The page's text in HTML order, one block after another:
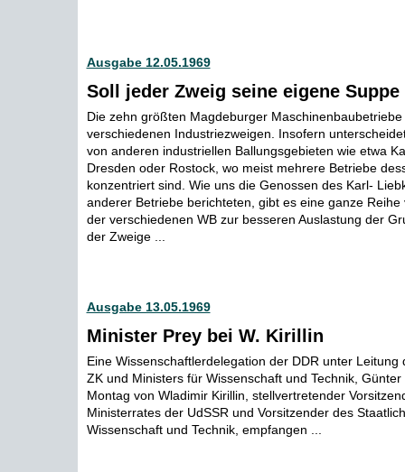
Ausgabe 12.05.1969
Soll jeder Zweig seine eigene Suppe
Die zehn größten Magdeburger
verschiedenen Industriezweigen. Insofern
von anderen industriellen Ballungsgebieten wie etwa
Dresden oder Rostock, wo meist mehrere Betriebe
konzentriert sind. Wie uns die Genossen des Karl-
anderer Betriebe berichteten, gibt es eine ganze
der verschiedenen WB zur besseren Auslastung der
der Zweige ...
Ausgabe 13.05.1969
Minister Prey bei W. Kirillin
Eine Wissenschaftlerdelegation der DDR unter Leitung
ZK und Ministers für Wissenschaft und Technik,
Montag von Wladimir Kirillin, stellvertretender
Ministerrates der UdSSR und Vorsitzender des
Wissenschaft und Technik, empfangen ...